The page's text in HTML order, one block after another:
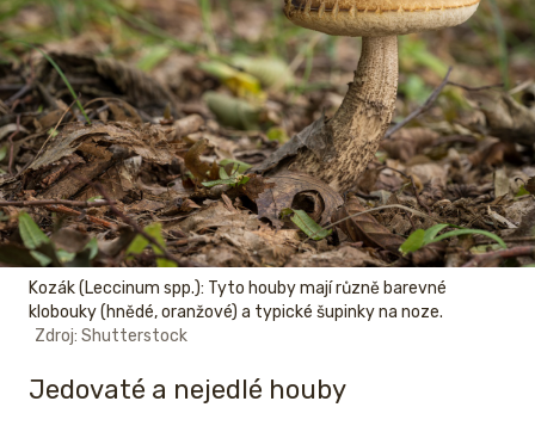
Kozák (Leccinum spp.): Tyto houby mají různě barevné
klobouky (hnědé, oranžové) a typické šupinky na noze.
Zdroj: Shutterstock
Jedovaté a nejedlé houby